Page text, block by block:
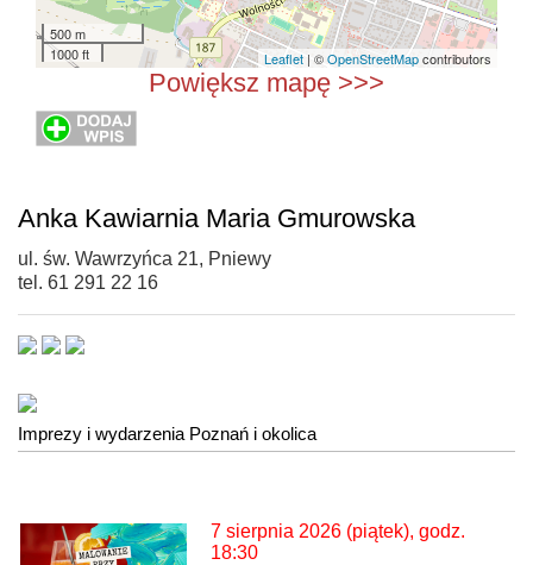
500 m
1000 ft
Leaflet | ©OpenStreetMapcontributors
Powiększ mapę >>>
Anka Kawiarnia Maria Gmurowska
ul. św. Wawrzyńca 21, Pniewy
tel. 61 291 22 16
Imprezy i wydarzenia Poznań i okolica
7 sierpnia 2026 (piątek), godz.
18:30